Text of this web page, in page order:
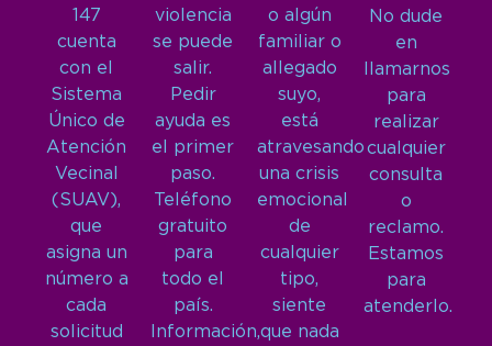
147
cuenta
con el
Sistema
Único de
Atención
Vecinal
(SUAV),
que
asigna un
número a
cada
solicitud
violencia
se puede
salir.
Pedir
ayuda es
el primer
paso.
Teléfono
gratuito
para
todo el
país.
Información,
o algún
familiar o
allegado
suyo,
está
atravesando
una crisis
emocional
de
cualquier
tipo,
siente
que nada
No dude
en
llamarnos
para
realizar
cualquier
consulta
o
reclamo.
Estamos
para
atenderlo.